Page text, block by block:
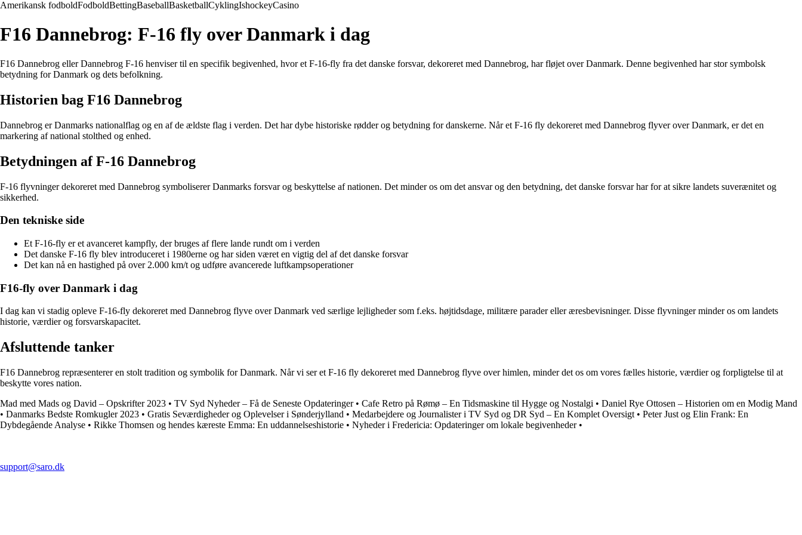
Amerikansk fodboldFodboldBettingBaseballBasketballCyklingIshockeyCasino
F16 Dannebrog: F-16 fly over Danmark i dag
F16 Dannebrog eller Dannebrog F-16 henviser til en specifik begivenhed, hvor et F-16-fly fra det danske forsvar, dekoreret med Dannebrog, har fløjet over Danmark. Denne begivenhed har stor symbolsk
betydning for Danmark og dets befolkning.
Historien bag F16 Dannebrog
Dannebrog er Danmarks nationalflag og en af de ældste flag i verden. Det har dybe historiske rødder og betydning for danskerne. Når et F-16 fly dekoreret med Dannebrog flyver over Danmark, er det en
markering af national stolthed og enhed.
Betydningen af F-16 Dannebrog
F-16 flyvninger dekoreret med Dannebrog symboliserer Danmarks forsvar og beskyttelse af nationen. Det minder os om det ansvar og den betydning, det danske forsvar har for at sikre landets suverænitet og
sikkerhed.
Den tekniske side
Et F-16-fly er et avanceret kampfly, der bruges af flere lande rundt om i verden
Det danske F-16 fly blev introduceret i 1980erne og har siden været en vigtig del af det danske forsvar
Det kan nå en hastighed på over 2.000 km/t og udføre avancerede luftkampsoperationer
F16-fly over Danmark i dag
I dag kan vi stadig opleve F-16-fly dekoreret med Dannebrog flyve over Danmark ved særlige lejligheder som f.eks. højtidsdage, militære parader eller æresbevisninger. Disse flyvninger minder os om landets
historie, værdier og forsvarskapacitet.
Afsluttende tanker
F16 Dannebrog repræsenterer en stolt tradition og symbolik for Danmark. Når vi ser et F-16 fly dekoreret med Dannebrog flyve over himlen, minder det os om vores fælles historie, værdier og forpligtelse til at
beskytte vores nation.
Mad med Mads og David – Opskrifter 2023 • TV Syd Nyheder – Få de Seneste Opdateringer• Cafe Retro på Rømø – En Tidsmaskine til Hygge og Nostalgi • Daniel Rye Ottosen – Historien om en Modig Mand
• Danmarks Bedste Romkugler 2023 • Gratis Seværdigheder og Oplevelser i Sønderjylland • Medarbejdere og Journalister i TV Syd og DR Syd – En Komplet Oversigt • Peter Just og Elin Frank: En
Dybdegående Analyse • Rikke Thomsen og hendes kæreste Emma: En uddannelseshistorie • Nyheder i Fredericia: Opdateringer om lokale begivenheder•
support@saro.dk